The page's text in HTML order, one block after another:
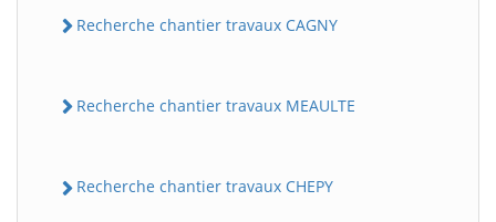
Recherche chantier travaux CAGNY
Recherche chantier travaux MEAULTE
Recherche chantier travaux CHEPY